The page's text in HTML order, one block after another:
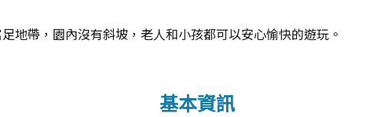
地帶，園內沒有斜坡，老人和小孩都可以安心愉快的遊玩。
基本資訊